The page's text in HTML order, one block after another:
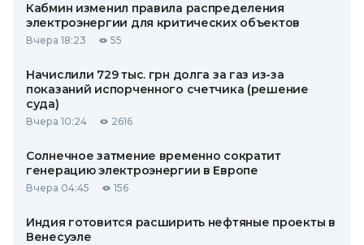
Кабмин изменил правила распределения
электроэнергии для критических объектов
Вчера 18:23 55
Начислили 729 тыс. грн долга за газ из-за
показаний испорченного счетчика (решение
суда)
Вчера 10:24 2616
Солнечное затмение временно сократит
генерацию электроэнергии в Европе
Вчера 04:45 156
Индия готовится расширить нефтяные проекты в
Венесуэле